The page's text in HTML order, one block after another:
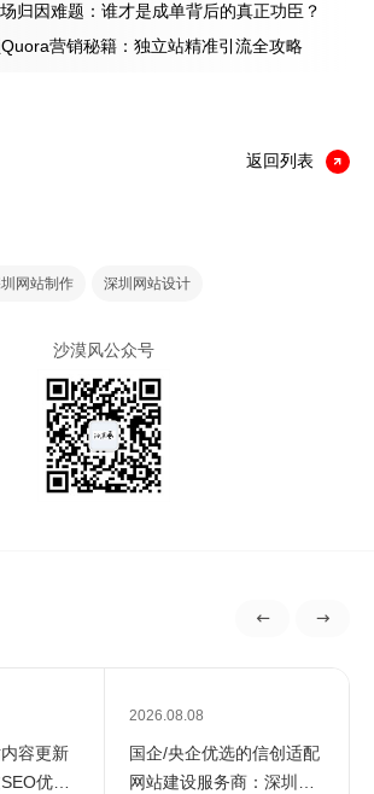
返回列表
网站制作 深圳网站设计
沙漠风公众号
归因难题：谁才是成单背后的真正功臣？
营销秘籍：独立站精准引流全攻略
容更新
优化
2026.08.08
国企/央企优选的信创适配
网站建设服务商：深圳定